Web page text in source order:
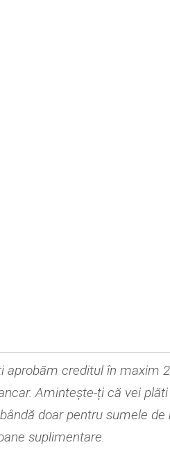
aprobăm creditul în maxim
Amintește-ți că vei
doar pentru sumele
suplimentare.